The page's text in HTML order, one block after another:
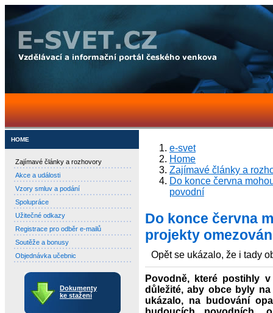
HOME
Zajímavé články a rozhovory
Akce a události
Vzory smluv a podání
Spolupráce
Užitečné odkazy
Registrace pro odběr e-mailů
Soutěže a bonusy
Objednávka učebnic
Dokumenty
ke stažení
e-svet
Home
Zajímavé články a
Do konce června
povodní
Do konce června
projekty
Opět se ukázalo, že i tady
Povodně, které postihly
důležité, aby obce byly
ukázalo, na budování